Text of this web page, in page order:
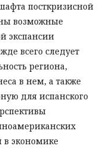
посткризисной
возможные
экспансии
всего следует
региона,
в нем, а также
для испанского
экономике